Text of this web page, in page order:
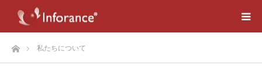
ホーム私たちについて